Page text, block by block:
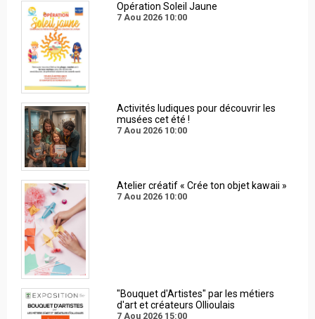
Opération Soleil Jaune
7 Aou 2026 10:00
Activités ludiques pour découvrir les
musées cet été !
7 Aou 2026 10:00
Atelier créatif « Crée ton objet kawaii »
7 Aou 2026 10:00
"Bouquet d'Artistes" par les métiers
d'art et créateurs Ollioulais
7 Aou 2026 15:00